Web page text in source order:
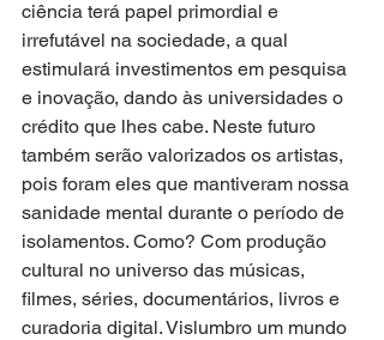
ciência terá papel primordial e
irrefutável na sociedade, a qual
estimulará investimentos em pesquisa
e inovação, dando às universidades o
crédito que lhes cabe. Neste futuro
também serão valorizados os artistas,
pois foram eles que mantiveram nossa
sanidade mental durante o período de
isolamentos. Como? Com produção
cultural no universo das músicas,
filmes, séries, documentários, livros e
curadoria digital. Vislumbro um mundo